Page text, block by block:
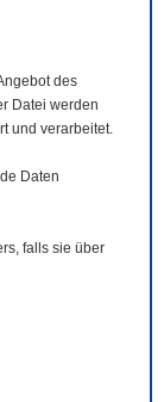
des
Datei werden
und verarbeitet.
Daten
falls sie über